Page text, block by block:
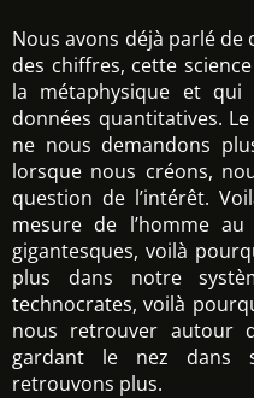
Nous avons déjà parlé
des chiffres, cette
la métaphysique et
données quantitatives.
ne nous demandons
lorsque nous créons,
question de l’intérêt.
mesure de l’homme
gigantesques, voilà
plus dans notre
technocrates, voilà
nous retrouver autour
gardant le nez dans
retrouvons plus.